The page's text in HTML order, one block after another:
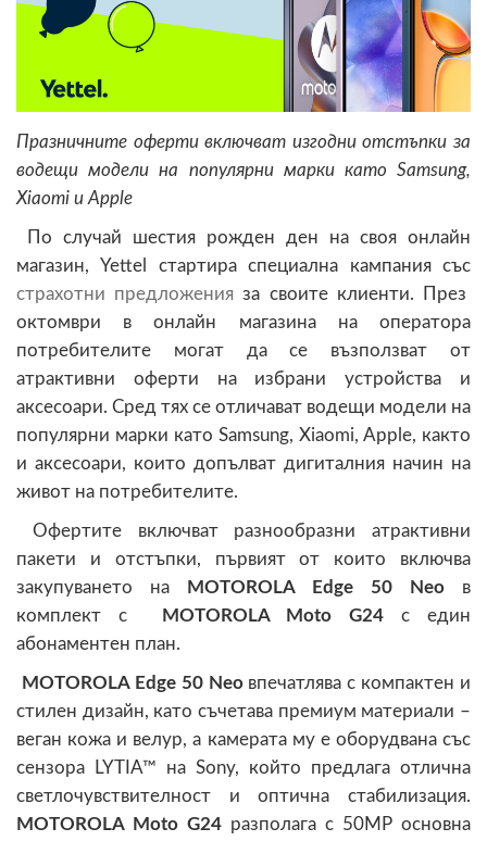
Празничните оферти включват изгодни отстъпки за
водещи модели на популярни марки като Samsung,
Xiaomi и Apple
По случай шестия рожден ден на своя онлайн
магазин, Yettel стартира специална кампания със
страхотни предложения за своите клиенти. През
октомври в онлайн магазина на оператора
потребителите могат да се възползват от
атрактивни оферти на избрани устройства и
аксесоари. Сред тях се отличават водещи модели на
популярни марки като Samsung, Xiaomi, Apple, както
и аксесоари, които допълват дигиталния начин на
живот на потребителите.
Офертите включват разнообразни атрактивни
пакети и отстъпки, първият от които включва
закупуването на
MOTOROLA Edge 50 Neo в
комплект с
MOTOROLA Moto G24 с един
абонаментен план.
MOTOROLA Edge 50 Neo впечатлява с компактен и
стилен дизайн, като съчетава премиум материали –
веган кожа и велур, а камерата му е оборудвана със
сензора LYTIA™ на Sony, който предлага отлична
светлочувствителност и оптична стабилизация.
MOTOROLA Moto G24 разполага с 50MP основна